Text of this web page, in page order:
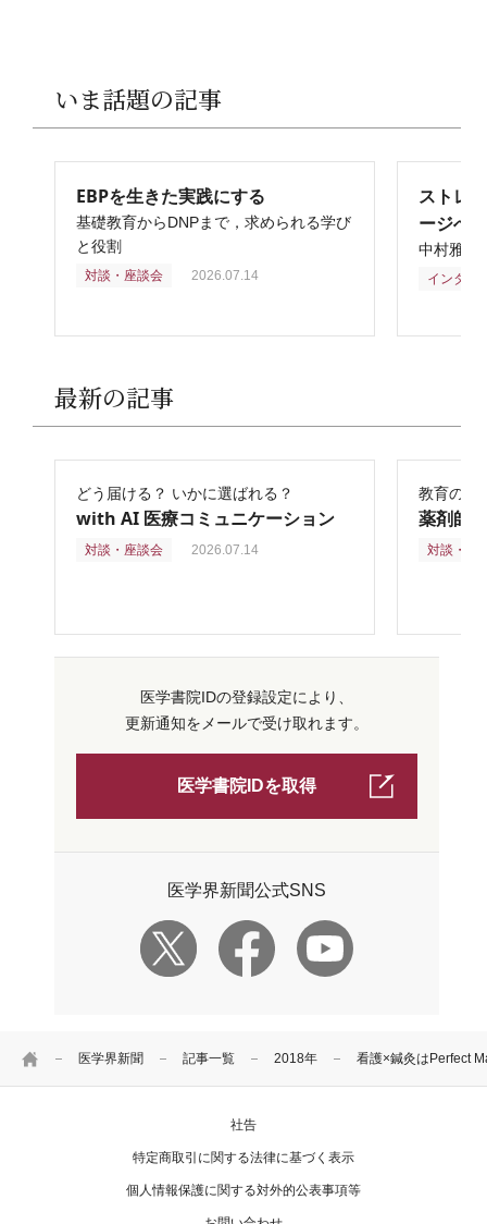
HOME 医学界新聞 記事一覧 2018年 看護×鍼灸はPerfect
いま話題の記事
EBPを生きた実践にする
基礎教育からDNPまで，求められる学び
と役割
対談・座談会 2026.07.14
ストレ
ージへ
中村雅俊
インタビ
最新の記事
どう届ける？ いかに選ばれる？
with AI 医療コミュニケーション
対談・座談会 2026.07.14
教育の再
薬剤師
対談・座
医学書院IDの登録設定により、
更新通知をメールで受け取れます。
医学書院IDを取得
医学界新聞公式SNS
社告
特定商取引に関する法律に基づく表示
個人情報保護に関する対外的公表事項等